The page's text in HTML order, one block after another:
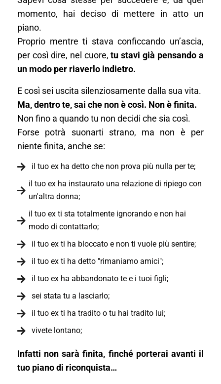
momento, hai deciso di mettere in atto un
piano.
Proprio mentre ti stava conficcando un’ascia,
per così dire, nel cuore, tu stavi già pensando a
un modo per riaverlo indietro.
E così sei uscita silenziosamente dalla sua vita.
Ma, dentro te, sai che non è così. Non è finita.
Non fino a quando tu non decidi che sia così.
Forse potrà suonarti strano, ma non è per
niente finita, anche se:
il tuo ex ha detto che non prova più nulla per te;
il tuo ex ha instaurato una relazione di ripiego con
un'altra donna;
il tuo ex ti sta totalmente ignorando e non hai
modo di contattarlo;
il tuo ex ti ha bloccato e non ti vuole più sentire;
il tuo ex ti ha detto "rimaniamo amici";
il tuo ex ha abbandonato te e i tuoi figli;
sei stata tu a lasciarlo;
il tuo ex ti ha tradito o tu hai tradito lui;
vivete lontano;
Infatti non sarà finita, finché porterai avanti il
tuo piano di riconquista…